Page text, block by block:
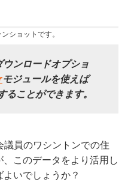
ショットです。
ンロードオプショ
モジュールを使えば
ことができます。
議員のワシントンでの住
このデータをより活用し
いでしょうか？